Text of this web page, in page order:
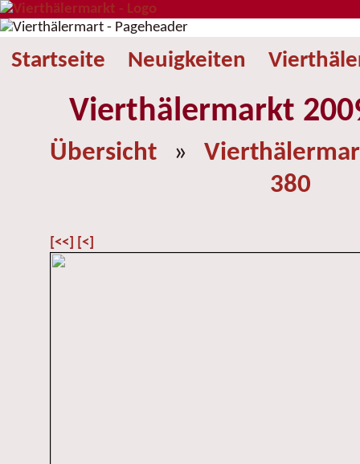
Startseite Neuigkeiten
Vierthälermarkt
Übersicht »
380
[<<] [<]